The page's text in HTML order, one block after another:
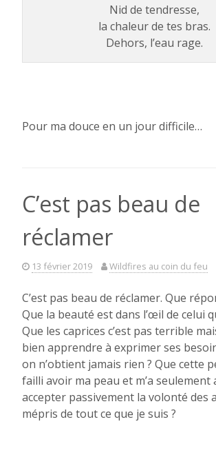
Nid de tendresse,
la chaleur de tes bras.
Dehors, l’eau rage.
Pour ma douce en un jour difficile…
C’est pas beau de
réclamer
13 février 2019 Wildfires au coin du feu
C’est pas beau de réclamer. Que
Que la beauté est dans l’œil de celui
Que les caprices c’est pas terrible
bien apprendre à exprimer ses
on n’obtient jamais rien ? Que cette
failli avoir ma peau et m’a seulement
accepter passivement la volonté des
mépris de tout ce que je suis ?